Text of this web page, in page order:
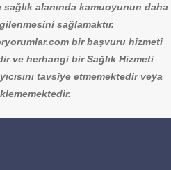
sağlık alanında kamuoyunun daha
sağlamaktır.
bir başvuru hizmeti
ve herhangi bir Sağlık Hizmeti
tavsiye etmemektedir veya